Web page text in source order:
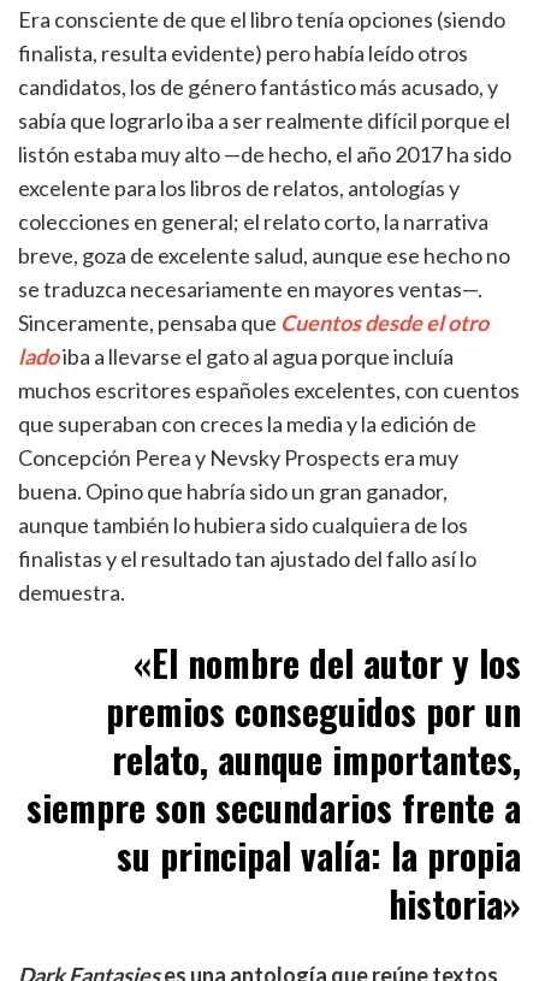
Era consciente de que el libro tenía opciones (siendo
finalista, resulta evidente) pero había leído otros
candidatos, los de género fantástico más acusado, y
sabía que lograrlo iba a ser realmente difícil porque el
listón estaba muy alto —de hecho, el año 2017 ha sido
excelente para los libros de relatos, antologías y
colecciones en general; el relato corto, la narrativa
breve, goza de excelente salud, aunque ese hecho no
se traduzca necesariamente en mayores ventas—.
Sinceramente, pensaba que Cuentos desde el otro
ladoiba a llevarse el gato al agua porque incluía
muchos escritores españoles excelentes, con cuentos
que superaban con creces la media y la edición de
Concepción Perea y Nevsky Prospects era muy
buena. Opino que habría sido un gran ganador,
aunque también lo hubiera sido cualquiera de los
finalistas y el resultado tan ajustado del fallo así lo
demuestra.
«El nombre del autor y los
premios conseguidos por un
relato, aunque importantes,
siempre son secundarios frente a
su principal valía: la propia
historia»
Dark Fantasieses una antología que reúne textos